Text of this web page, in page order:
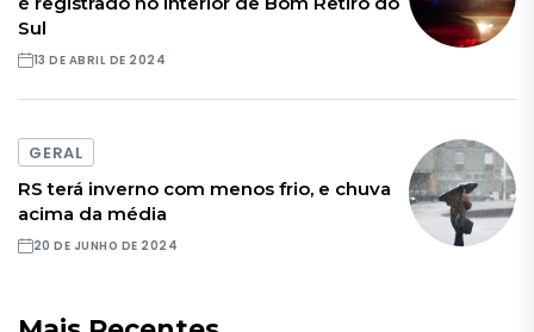
Sul
13 DE ABRIL DE 2024
GERAL
RS terá inverno com menos frio, e chuva
acima da média
20 DE JUNHO DE 2024